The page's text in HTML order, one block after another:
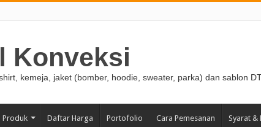
Konveksi
kemeja, jaket (bomber, hoodie, sweater, parka) dan sablon
Produk Daftar Harga Portofolio Cara Pemesanan Syarat &